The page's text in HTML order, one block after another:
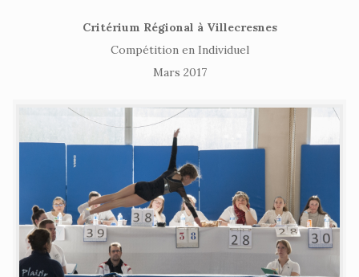
Critérium Régional à Villecresnes
Compétition en Individuel
Mars 2017